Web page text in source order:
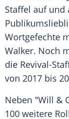
Staffel auf und
Wortgefechte
Walker. Noch
die Revival-
von 2017 bis
Neben "Will &
100 weitere